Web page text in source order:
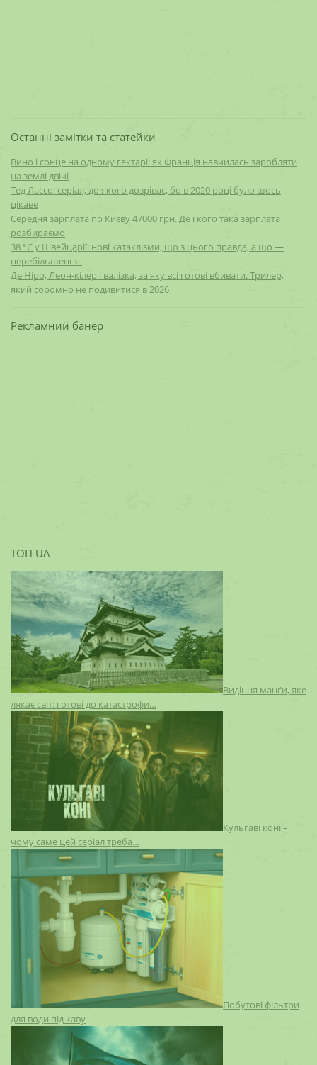
Останні замітки та статейки
Вино і сонце на одному гектарі: як Франція навчилась заробляти
на землі двічі
Тед Лассо: серіал, до якого дозріває, бо в 2020 році було шось
цікаве
Середня зарплата по Києву 47000 грн. Де і кого така зарплата
розбираємо
38 °C у Швейцарії: нові катаклізми, що з цього правда, а що —
перебільшення.
Де Ніро, Леон-кілер і валізка, за яку всі готові вбивати. Трилер,
який соромно не подивитися в 2026
Рекламний банер
ТОП UA
Видіння манґи, яке
лякає світ: готові до катастрофи…
Кульгаві коні –
чому саме цей серіал треба…
Побутові фільтри
для води під каву